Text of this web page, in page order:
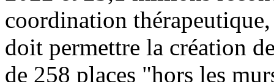
coordination
doit permettre la création
de 258 places "hors les